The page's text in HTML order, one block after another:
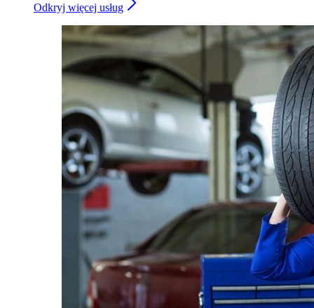
Odkryj więcej usług